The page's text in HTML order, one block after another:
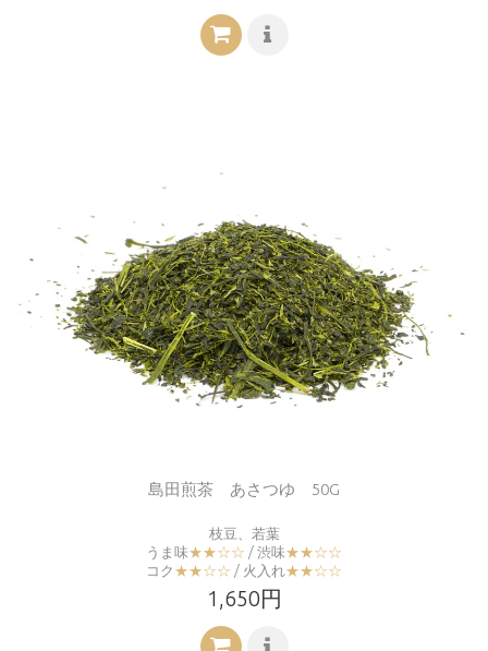
島田煎茶 あさつゆ 50G
枝豆、若葉
うま味★★☆☆ / 渋味★★☆☆
コク ★★☆☆ / 火入れ★★☆☆
1,650円